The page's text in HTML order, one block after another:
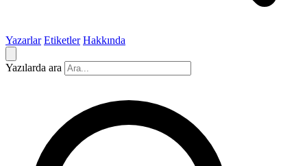
Yazarlar Etiketler Hakkında
Yazılarda ara